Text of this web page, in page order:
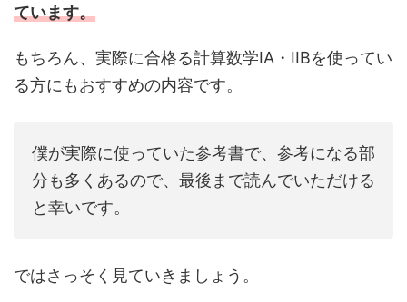
ています。
もちろん、実際に合格る計算数学IA・IIBを使ってい
る方にもおすすめの内容です。
僕が実際に使っていた参考書で、参考になる部
分も多くあるので、最後まで読んでいただける
と幸いです。
ではさっそく見ていきましょう。